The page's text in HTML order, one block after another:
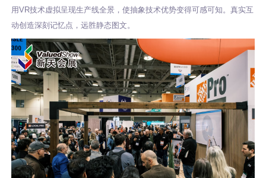
用VR技术虚拟呈现生产线全景，使抽象技术优势变得可感可知。真实互
动创造深刻记忆点，远胜静态图文。